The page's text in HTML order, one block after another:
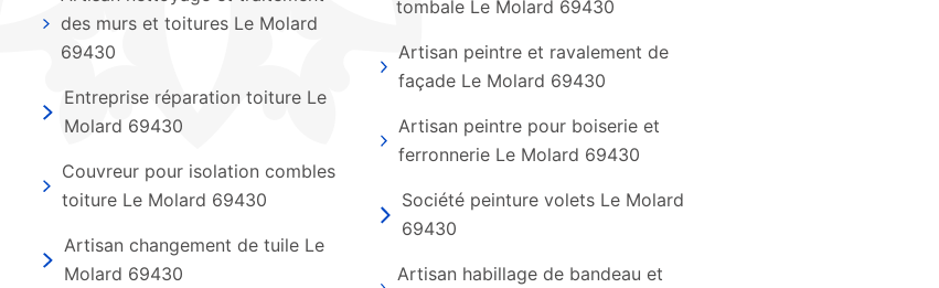
des murs et toitures Le Molard
69430
Entreprise réparation toiture Le
Molard 69430
Couvreur pour isolation combles
toiture Le Molard 69430
Artisan changement de tuile Le
Molard 69430
tombale Le Molard 69430
Artisan peintre et ravalement de
façade Le Molard 69430
Artisan peintre pour boiserie et
ferronnerie Le Molard 69430
Société peinture volets Le Molard
69430
Artisan habillage de bandeau et